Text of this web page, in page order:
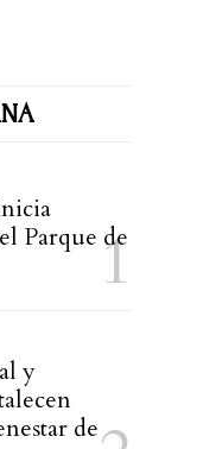
Parque de
y
de